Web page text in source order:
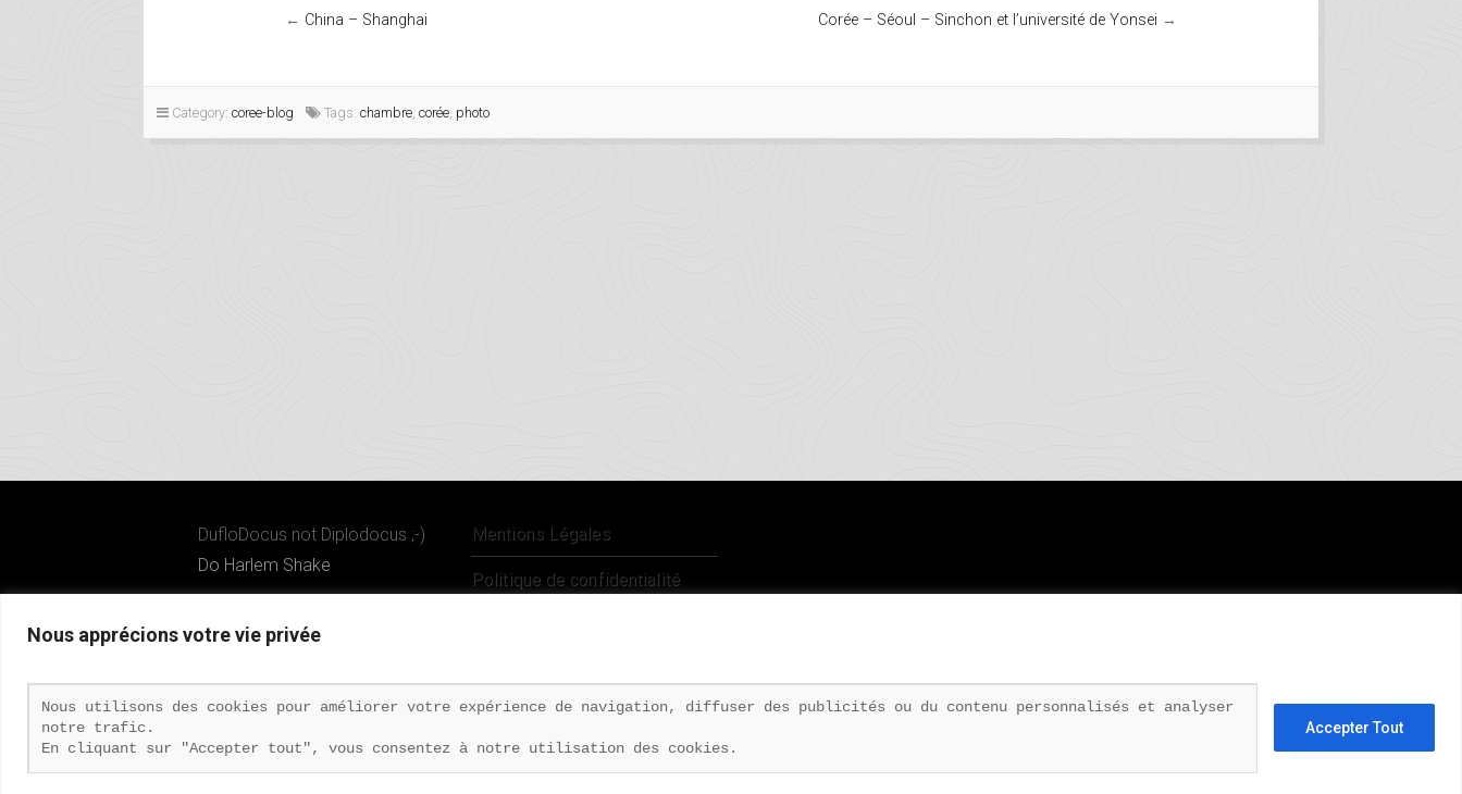
Nous apprécions votre vie privée
Nous utilisons des cookies pour améliorer votre expérience de navigation, diffuser des publicités ou du contenu personnalisés et analyser
notre trafic.
En cliquant sur "Accepter tout", vous consentez à notre utilisation des cookies.
Accepter Tout
← China – Shanghai Corée – Séoul – Sinchon et l’université de Yonsei →
Category: coree-blog Tags: chambre corée photo
DufloDocus not Diplodocus ;-)
Do Harlem Shake
Mentions Légales
Politique de confidentialité
Copyright © 2026 · All Rights Reserved · DufloDocus Corp. |Duflo Nicolas
Theme by Organic Themes · Connexion